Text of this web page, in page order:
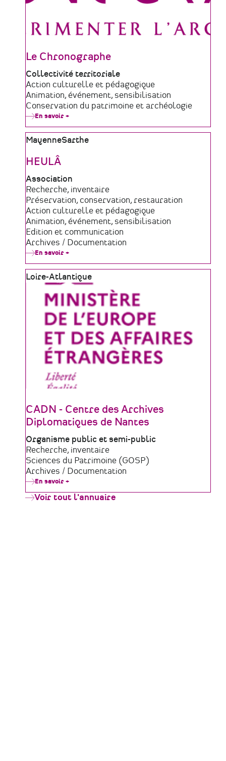
Le Chronographe
Type
de
structure
Collectivité territoriale
Domaine
d'activité
Action culturelle et pédagogique
Animation, événement, sensibilisation
Conservation du patrimoine et archéologie
En savoir +
Chronographe
Zone
MayenneSarthe
HEULÂ
Type
de
structure
Association
Domaine
d'activité
Recherche, inventaire
Préservation, conservation, restauration
Action culturelle et pédagogique
Animation, événement, sensibilisation
Edition et communication
Archives / Documentation
En savoir +
Zone
géographique
Loire-Atlantique
CADN - Centre des Archives
Diplomatiques de Nantes
Type
de
structure
Organisme public et semi-public
Domaine
d'activité
Recherche, inventaire
Sciences du Patrimoine (GOSP)
Archives / Documentation
En savoir +
-
Voir tout l'annuaire